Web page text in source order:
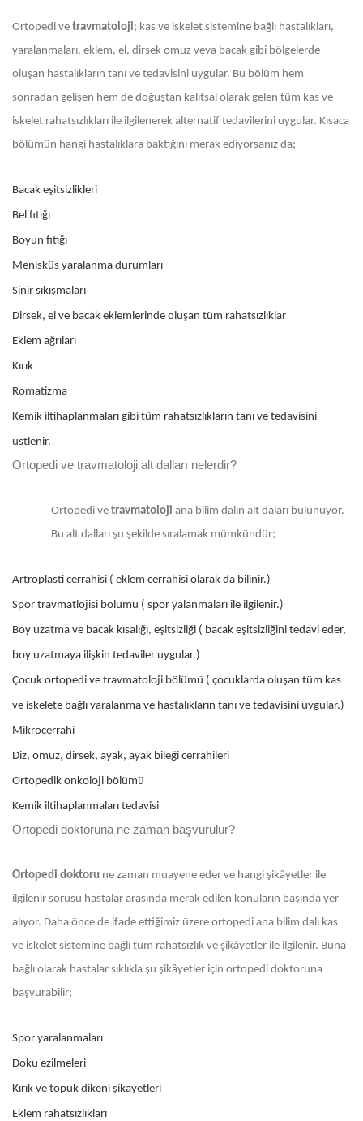
Ortopedi ve travmatoloji; kas ve iskelet sistemine bağlı hastalıkları,
yaralanmaları, eklem, el, dirsek omuz veya bacak gibi bölgelerde
oluşan hastalıkların tanı ve tedavisini uygular. Bu bölüm hem
sonradan gelişen hem de doğuştan kalıtsal olarak gelen tüm kas ve
iskelet rahatsızlıkları ile ilgilenerek alternatif tedavilerini uygular. Kısaca
bölümün hangi hastalıklara baktığını merak ediyorsanız da;
Bacak eşitsizlikleri
Bel fıtığı
Boyun fıtığı
Menisküs yaralanma durumları
Sinir sıkışmaları
Dirsek, el ve bacak eklemlerinde oluşan tüm rahatsızlıklar
Eklem ağrıları
Kırık
Romatizma
Kemik iltihaplanmaları gibi tüm rahatsızlıkların tanı ve tedavisini
üstlenir.
Ortopedi ve travmatoloji alt dalları nelerdir?
Ortopedi ve travmatoloji ana bilim dalın alt daları bulunuyor.
Bu alt dalları şu şekilde sıralamak mümkündür;
Artroplasti cerrahisi ( eklem cerrahisi olarak da bilinir.)
Spor travmatlojisi bölümü ( spor yalanmaları ile ilgilenir.)
Boy uzatma ve bacak kısalığı, eşitsizliği ( bacak eşitsizliğini tedavi eder,
boy uzatmaya ilişkin tedaviler uygular.)
Çocuk ortopedi ve travmatoloji bölümü ( çocuklarda oluşan tüm kas
ve iskelete bağlı yaralanma ve hastalıkların tanı ve tedavisini uygular.)
Mikrocerrahi
Diz, omuz, dirsek, ayak, ayak bileği cerrahileri
Ortopedik onkoloji bölümü
Kemik iltihaplanmaları tedavisi
Ortopedi doktoruna ne zaman başvurulur?
Ortopedi doktoru ne zaman muayene eder ve hangi şikâyetler ile
ilgilenir sorusu hastalar arasında merak edilen konuların başında yer
alıyor. Daha önce de ifade ettiğimiz üzere ortopedi ana bilim dalı kas
ve iskelet sistemine bağlı tüm rahatsızlık ve şikâyetler ile ilgilenir. Buna
bağlı olarak hastalar sıklıkla şu şikâyetler için ortopedi doktoruna
başvurabilir;
Spor yaralanmaları
Doku ezilmeleri
Kırık ve topuk dikeni şikayetleri
Eklem rahatsızlıkları